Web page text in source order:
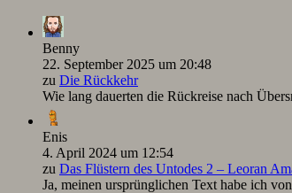
Benny
22. September 2025 um 20:48
zu Die Rückkehr
Wie lang dauerten die Rückreise nach
Enis
4. April 2024 um 12:54
zu Das Flüstern des Untodes 2 – Leoran
Ja, meinen ursprünglichen Text habe ich